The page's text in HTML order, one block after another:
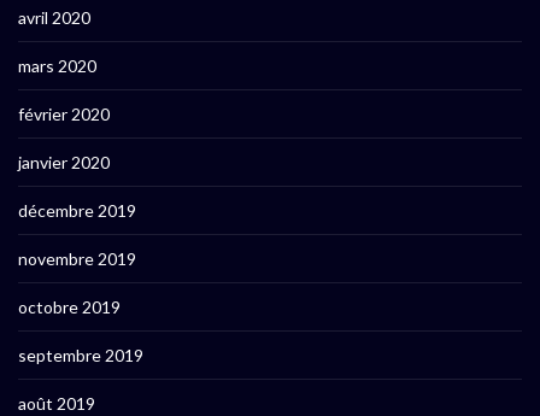
avril 2020
mars 2020
février 2020
janvier 2020
décembre 2019
novembre 2019
octobre 2019
septembre 2019
août 2019